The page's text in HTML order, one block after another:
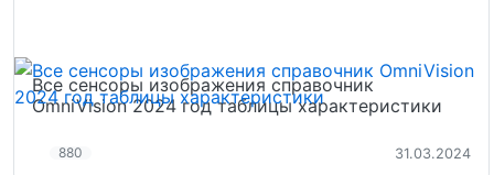
Все сенсоры изображения справочник
OmniVision 2024 год таблицы характеристики
880 31.03.2024